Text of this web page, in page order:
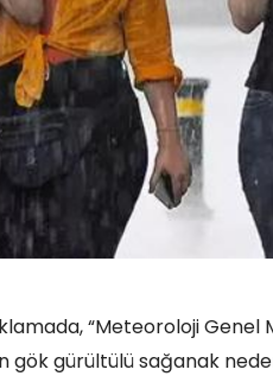
“Meteoroloji Genel
gürültülü sağanak